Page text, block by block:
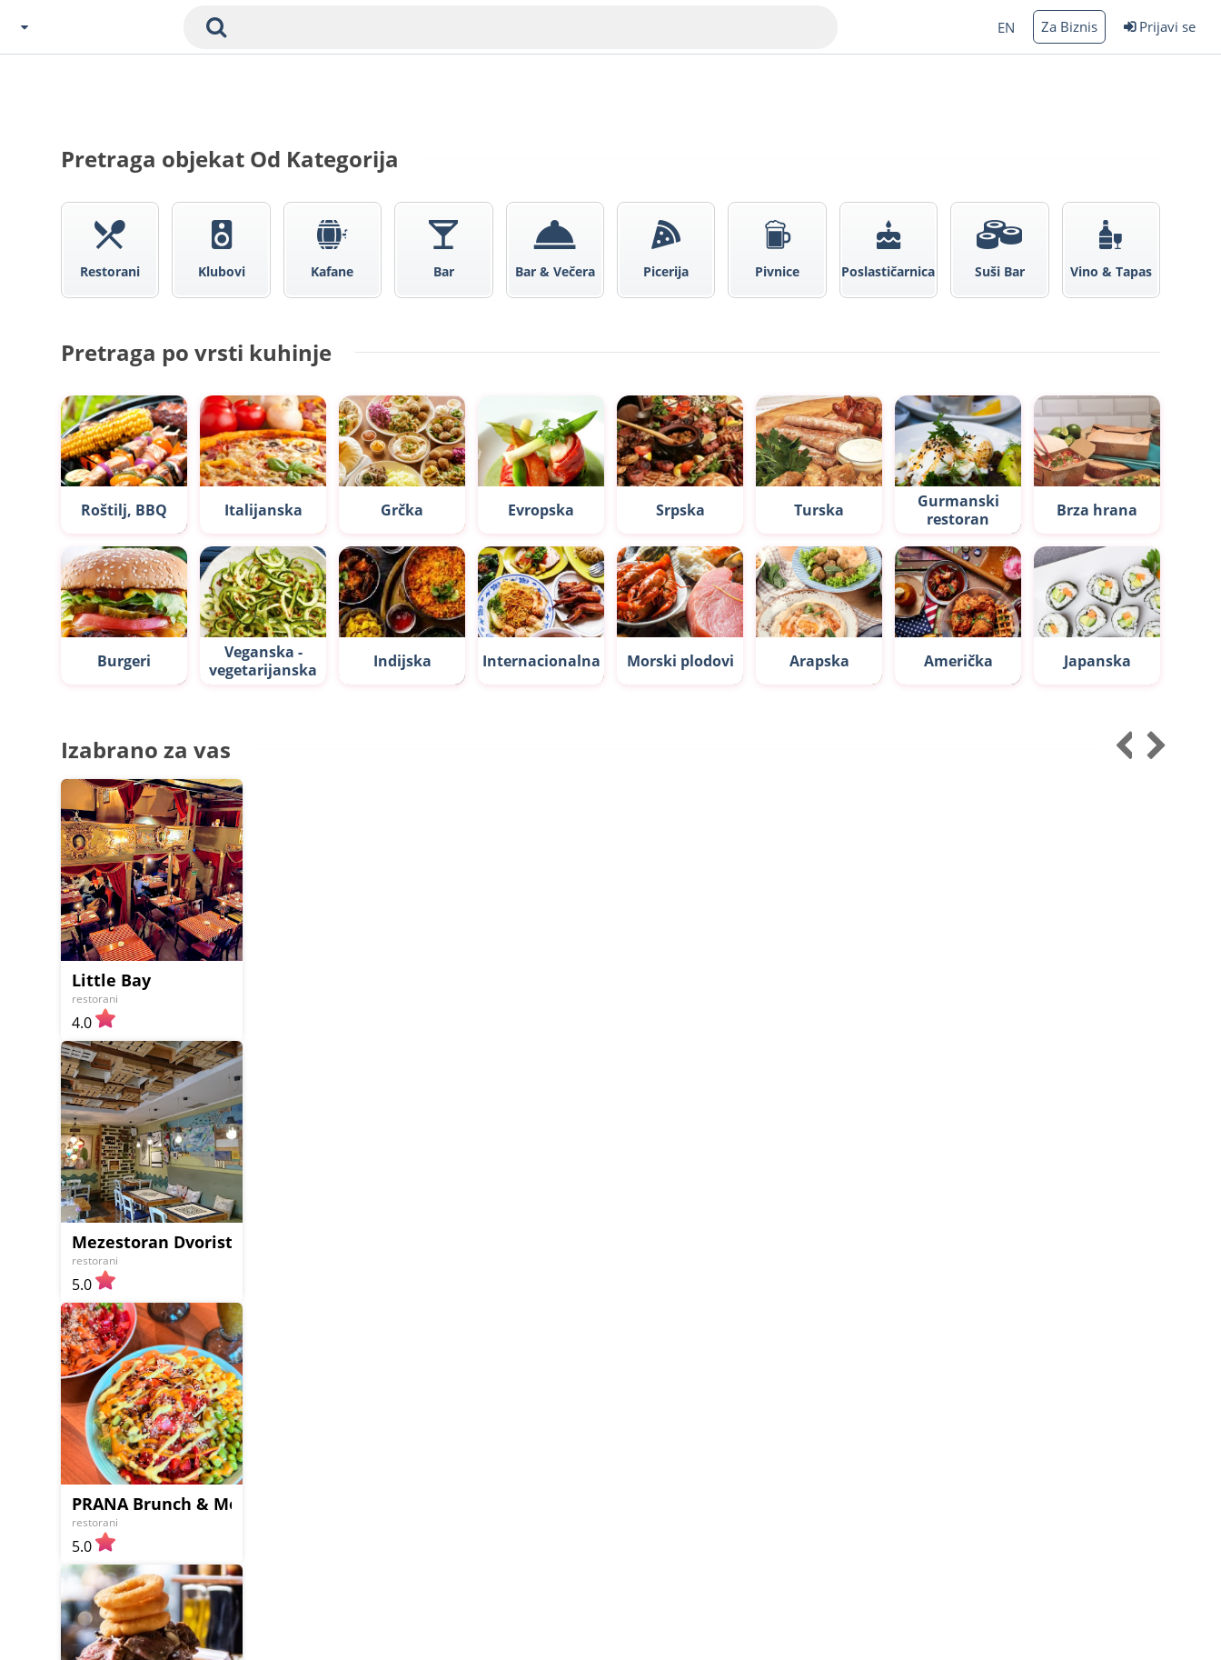
Plovdiv
Varna
Bansko
Burgas
Veliko Tarnovo
Bansko
EN Za Biznis Prijavi se
Pretraga objekat Od Kategorija
Restorani Klubovi Kafane Bar Bar & Večera Picerija Pivnice Poslastičarnica Suši Bar Vino & Tapas
Pretraga po vrsti kuhinje
Roštilj, BBQ Italijanska Grčka Evropska Srpska Turska
Gurmanski
restoran
Brza hrana
Burgeri
Veganska -
vegetarijanska
Indijska Internacionalna Morski plodovi Arapska Američka Japanska
Izabrano za vas
Little Bay
restorani
4.0
Mezestoran Dvoriste
restorani
5.0
PRANA Brunch & More
restorani
5.0